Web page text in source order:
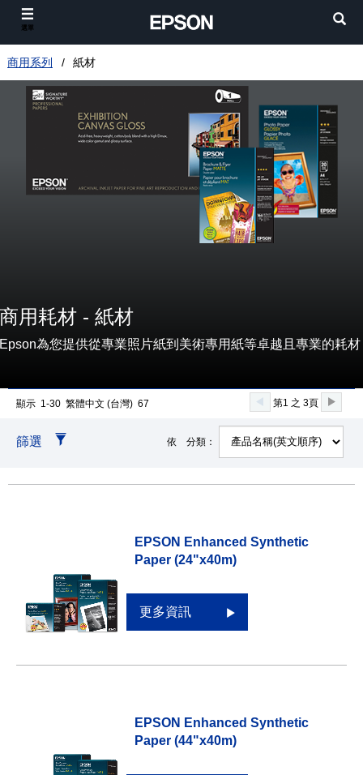
商用系列 紙材
商用耗材 - 紙材
Epson為您提供從專業照片紙到美術專用紙等卓越且專業的耗材
顯示 1-30 繁體中文 (台灣) 67 第1 之 3頁
篩選 依 分類：
EPSON Enhanced Synthetic
Paper (24"x40m)
更多資訊
EPSON Enhanced Synthetic
Paper (44"x40m)